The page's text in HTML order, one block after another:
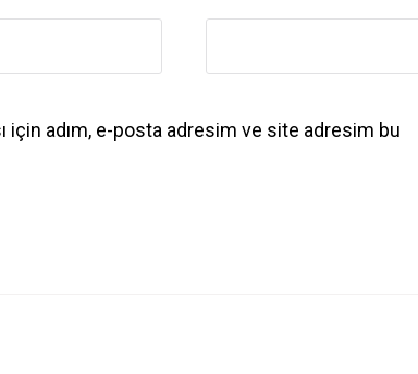
için adım, e-posta adresim ve site adresim bu